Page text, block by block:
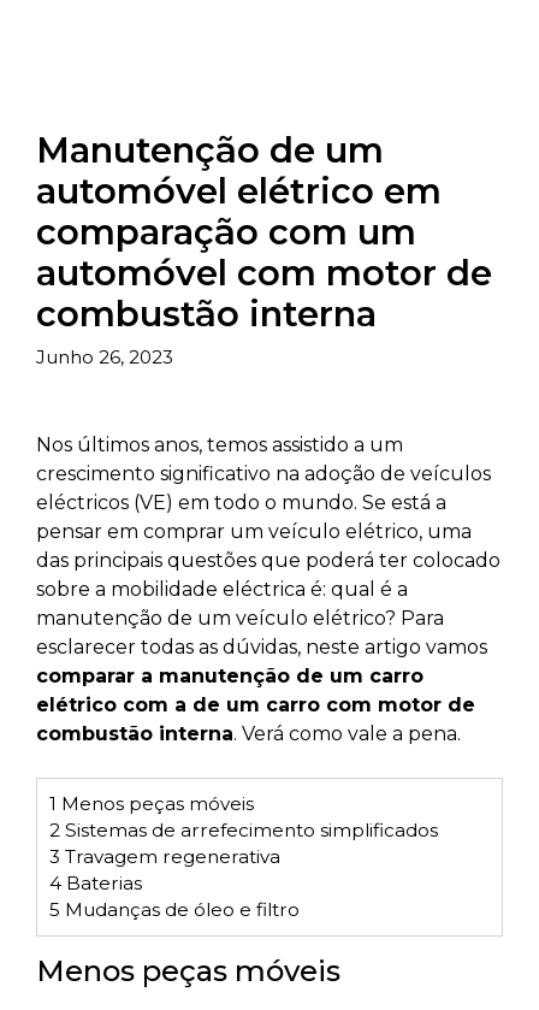
Manutenção de um
automóvel elétrico em
comparação com um
automóvel com motor de
combustão interna
Junho 26, 2023
Nos últimos anos, temos assistido a um
crescimento significativo na adoção de veículos
eléctricos (VE) em todo o mundo. Se está a
pensar em comprar um veículo elétrico, uma
das principais questões que poderá ter colocado
sobre a mobilidade eléctrica é: qual é a
manutenção de um veículo elétrico? Para
esclarecer todas as dúvidas, neste artigo vamos
comparar a manutenção de um carro
elétrico com a de um carro com motor de
combustão interna. Verá como vale a pena.
1 Menos peças móveis
2 Sistemas de arrefecimento simplificados
3 Travagem regenerativa
4 Baterias
5 Mudanças de óleo e filtro
Menos peças móveis